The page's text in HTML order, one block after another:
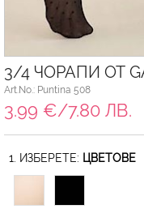
3/4 ЧОРАПИ ОТ
Art.No.: Puntina 508
3.99 €/7.80 ЛВ.
1. ИЗБЕРЕТЕ: ЦВЕТОВЕ